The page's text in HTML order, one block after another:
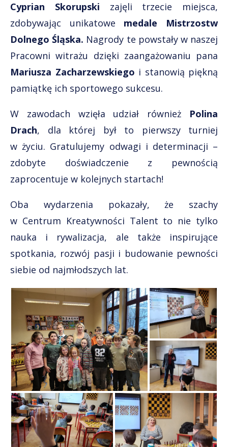
Cyprian Skorupski zajęli trzecie miejsca,
zdobywając unikatowe medale Mistrzostw
Dolnego Śląska. Nagrody te powstały w naszej
Pracowni witrażu dzięki zaangażowaniu pana
Mariusza Zacharzewskiego i stanowią piękną
pamiątkę ich sportowego sukcesu.
W zawodach wzięła udział również Polina
Drach, dla której był to pierwszy turniej
w życiu. Gratulujemy odwagi i determinacji –
zdobyte doświadczenie z pewnością
zaprocentuje w kolejnych startach!
Oba wydarzenia pokazały, że szachy
w Centrum Kreatywności Talent to nie tylko
nauka i rywalizacja, ale także inspirujące
spotkania, rozwój pasji i budowanie pewności
siebie od najmłodszych lat.